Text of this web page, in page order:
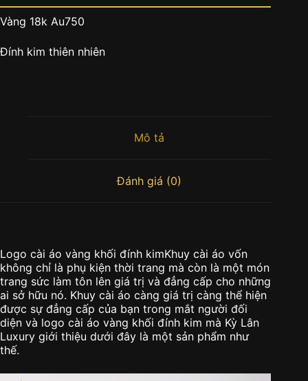
Vàng 18k Au750
Đính kim thiên nhiên
Mô tả
Đánh giá (0)
Logo cài áo vàng khối đính kimKhuy cài áo vốn
không chỉ là phụ kiện thời trang mà còn là một món
trang sức làm tôn lên giá trị và đẳng cấp cho những
ai sở hữu nó. Khuy cài áo càng giá trị càng thể hiện
được sự đẳng cấp của bạn trong mắt người đối
diện và logo cài áo vàng khối đính kim mà Kỳ Lân
Luxury giới thiệu dưới đây là một sản phẩm như
thế.